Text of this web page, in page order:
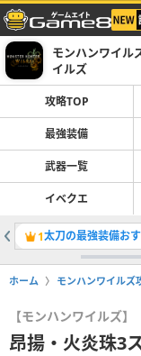
モンハンワイル
イルズ
攻略TOP
最強装備
武器一覧
イベクエ
1太刀の最強装備お
ホーム モンハンワイルズ
【モンハンワイルズ】
昂揚・火炎珠3